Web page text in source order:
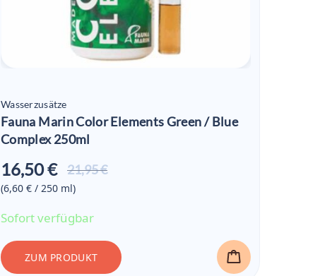
Wasserzusätze
Fauna Marin Color Elements Green / Blue
Complex 250ml
21,95 €
16,50 €
Aktueller
(6,60 € / 250 ml)
Sofort verfügbar
ZUM PRODUKT